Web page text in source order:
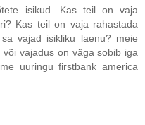
isikud. Kas teil on vaja
Kas teil on vaja rahastada
vajad isikliku laenu? meie
vajadus on väga sobib iga
uuringu firstbank america